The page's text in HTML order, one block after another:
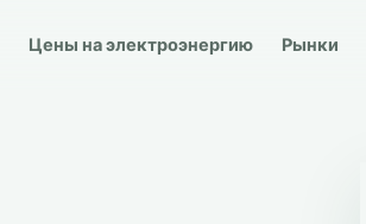
Цены на электроэнергию Рынки